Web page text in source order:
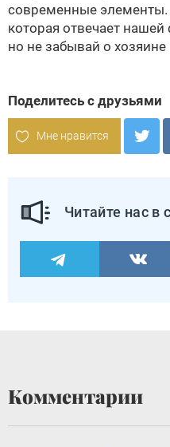
современные элементы.
которая отвечает
но не забывай о хозяине
Поделитесь с друзьями
Мне нравится
Читайте нас в
Комментарии